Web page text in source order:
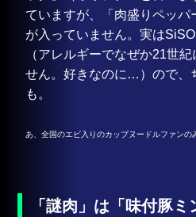
ていますが、「肉盛りペッパ
が入っていません。実は
（アレルギーでなぜか21世
せん。好きなのに…）ので、
も。
あ、全国のエビ入りのカップヌードルファンの
「謎肉」は「味付豚